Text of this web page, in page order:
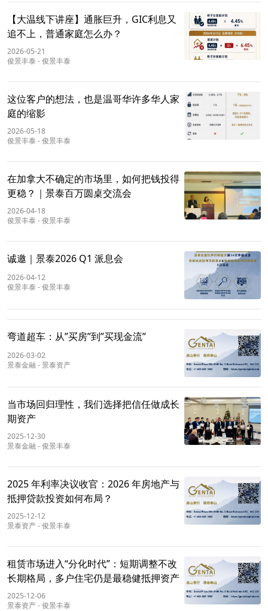
【大温线下讲座】通胀巨升，GIC利息又
追不上，普通家庭怎么办？
2026-05-21
俊景丰泰-俊景丰泰
这位客户的想法，也是温哥华许多华人家
庭的缩影
2026-05-18
俊景丰泰-俊景丰泰
在加拿大不确定的市场里，如何把钱投得
更稳？｜景泰百万圆桌交流会
2026-04-18
俊景丰泰-俊景丰泰
诚邀｜景泰2026 Q1 派息会
2026-04-12
俊景丰泰-俊景丰泰
弯道超车：从”买房”到”买现金流”
2026-03-02
景泰金融 -景泰资产
当市场回归理性，我们选择把信任做成长
期资产
2025-12-30
景泰金融 -俊景丰泰
2025 年利率决议收官：2026 年房地产与
抵押贷款投资如何布局？
2025-12-12
景泰资产-俊景丰泰
租赁市场进入“分化时代”：短期调整不改
长期格局，多户住宅仍是最稳健抵押资产
2025-12-06
景泰资产-俊景丰泰